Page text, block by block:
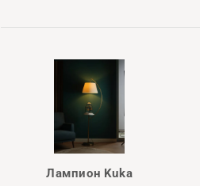
Лампион Kuka